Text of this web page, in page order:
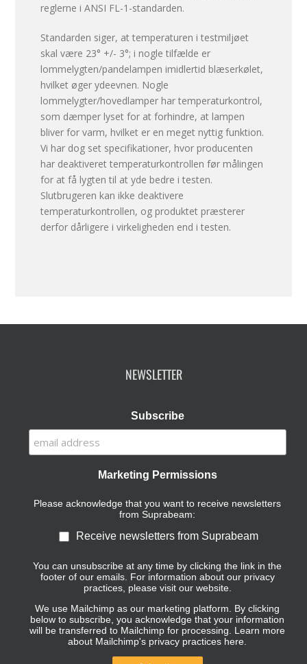
reglerne i ANSI FL-1-standarden.
Standarden siger, at temperaturen i testmiljøet
skal være 23° +/- 3°; i nogle tilfælde er
lommelygten/pandelampen imidlertid blæserkølet,
hvilket øger ydeevnen. Nogle
lommelygter/hovedlamper har temperaturkontrol,
som dæmper lyset for at forhindre, at lampen
bliver for varm, hvilket er en meget nyttig funktion.
Vi har dog set specifikationer, hvor producenten
har deaktiveret temperaturkontrollen før målingen
for at få lygten til at yde bedre i testen.
Slutbrugeren kan ikke deaktivere
temperaturkontrollen, og produktet præsterer
derfor dårligere i virkeligheden end i testen.
NEWSLETTER
Subscribe
Marketing Permissions
Please acknowledge that you want to receive newsletters
from Suprabeam:
Receive newsletters from Suprabeam
You can unsubscribe at any time by clicking the link in the
footer of our emails. For information about our privacy
practices, please visit our website.
We use Mailchimp as our marketing platform. By clicking
below to subscribe, you acknowledge that your information
will be transferred to Mailchimp for processing. Learn more
about Mailchimp's privacy practices here.